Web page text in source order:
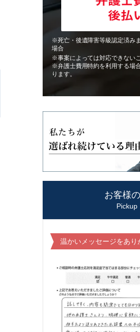
※死亡・後遺障害等級認定済み
場合
※事案によっては対応できない
※弁護士費用特約を利用する場
ります。
お客様
Pickup
温かいメッセージをあり